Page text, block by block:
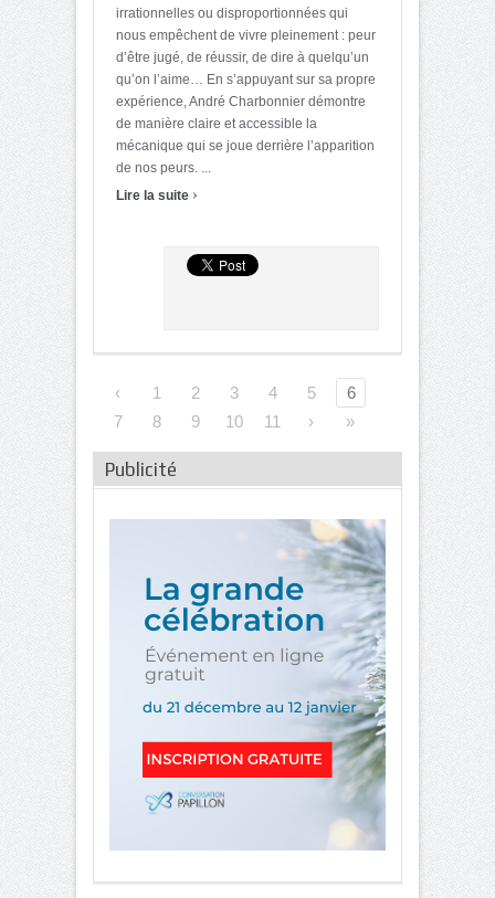
irrationnelles ou disproportionnées qui
nous empêchent de vivre pleinement : peur
d’être jugé, de réussir, de dire à quelqu’un
qu’on l’aime… En s’appuyant sur sa propre
expérience, André Charbonnier démontre
de manière claire et accessible la
mécanique qui se joue derrière l’apparition
de nos peurs. ...
Lire la suite ›
‹ 1 2 3 4 5
6
7
8 9 10 11 › »
Publicité